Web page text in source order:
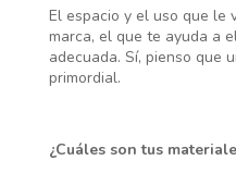
El espacio y el uso que le
marca, el que te ayuda a
adecuada. Sí, pienso que
primordial.
¿Cuáles son tus